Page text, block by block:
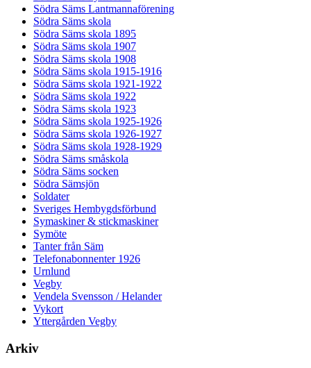
Södra Säms Lantmannaförening
Södra Säms skola
Södra Säms skola 1895
Södra Säms skola 1907
Södra Säms skola 1908
Södra Säms skola 1915-1916
Södra Säms skola 1921-1922
Södra Säms skola 1922
Södra Säms skola 1923
Södra Säms skola 1925-1926
Södra Säms skola 1926-1927
Södra Säms skola 1928-1929
Södra Säms småskola
Södra Säms socken
Södra Sämsjön
Soldater
Sveriges Hembygdsförbund
Symaskiner & stickmaskiner
Symöte
Tanter från Säm
Telefonabonnenter 1926
Urnlund
Vegby
Vendela Svensson / Helander
Vykort
Yttergården Vegby
Arkiv